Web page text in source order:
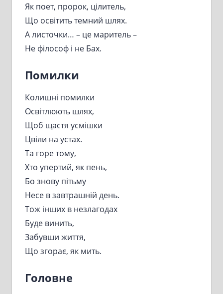
Як поет, пророк, цілитель,
Що освітить темний шлях.
А листочки… – це маритель –
Не філософ і не Бах.
Помилки
Колишні помилки
Освітлюють шлях,
Щоб щастя усмішки
Цвіли на устах.
Та горе тому,
Хто упертий, як пень,
Бо знову пітьму
Несе в завтрашній день.
Тож інших в незлагодах
Буде винить,
Забувши життя,
Що згорає, як мить.
Головне